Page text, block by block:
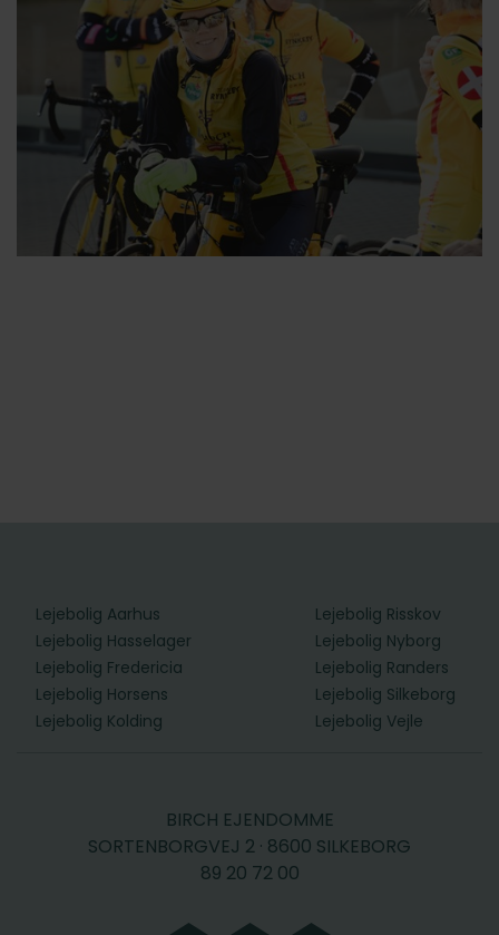
Lejebolig Aarhus
Lejebolig Hasselager
Lejebolig Fredericia
Lejebolig Horsens
Lejebolig Kolding
Lejebolig Risskov
Lejebolig Nyborg
Lejebolig Randers
Lejebolig Silkeborg
Lejebolig Vejle
BIRCH EJENDOMME
SORTENBORGVEJ 2 · 8600 SILKEBORG
89 20 72 00